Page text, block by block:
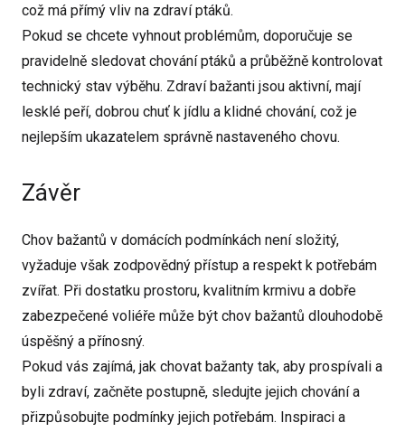
což má přímý vliv na zdraví ptáků.
Pokud se chcete vyhnout problémům, doporučuje se
pravidelně sledovat chování ptáků a průběžně kontrolovat
technický stav výběhu. Zdraví bažanti jsou aktivní, mají
lesklé peří, dobrou chuť k jídlu a klidné chování, což je
nejlepším ukazatelem správně nastaveného chovu.
Závěr
Chov bažantů v domácích podmínkách není složitý,
vyžaduje však zodpovědný přístup a respekt k potřebám
zvířat. Při dostatku prostoru, kvalitním krmivu a dobře
zabezpečené voliéře může být chov bažantů dlouhodobě
úspěšný a přínosný.
Pokud vás zajímá, jak chovat bažanty tak, aby prospívali a
byli zdraví, začněte postupně, sledujte jejich chování a
přizpůsobujte podmínky jejich potřebám. Inspiraci a